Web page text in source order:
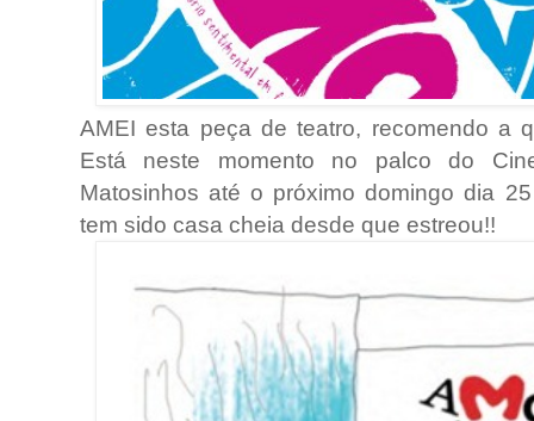
AMEI esta peça de teatro, recomendo a
Está neste momento no palco do
Matosinhos até o próximo domingo dia
tem sido casa cheia desde que estreou!!